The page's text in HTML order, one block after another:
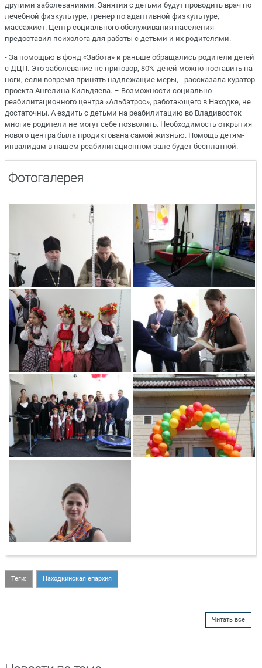
другими заболеваниями. Занятия с детьми будут проводить врач по
лечебной физкультуре, тренер по адаптивной физкультуре,
массажист. Центр социального обслуживания населения
предоставил психолога для работы с детьми и их родителями.
- За помощью в фонд «Забота» и раньше обращались родители детей
с ДЦП. Это заболевание не приговор, 80% детей можно поставить на
ноги, если вовремя принять надлежащие меры, - рассказала куратор
проекта Ангелина Кильдяева. – Возможности социально-
реабилитационного центра «Альбатрос», работающего в Находке, не
достаточны. А ездить с детьми на реабилитацию во Владивосток
многие родители не могут себе позволить. Необходимость открытия
нового центра была продиктована самой жизнью. Помощь детям-
инвалидам в нашем реабилитационном зале будет бесплатной.
Фотогалерея
Теги: Находкинская епархия
Читать все